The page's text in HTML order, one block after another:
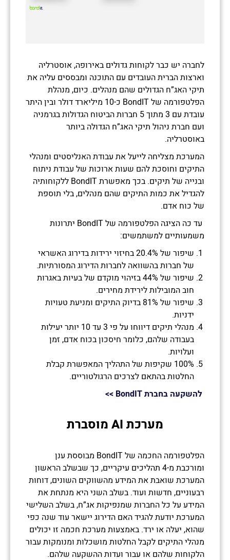
לחברה יש כבר לקוחות גדולים באירופה, אוסטרליה
וארצות הברית העובדים עם התוכנה ומבססים עליה את
תיקי האג”ח הגדולים שהם מנהלים. כיום, מנהלת
הפלטפורמה של BondIT כ-10 מיליארד דולר ובין היתר
עובדת עם 3 מתוך 5 חברות הביטוח הגדולות בגרמניה
ועם חברת ניהול תיקי האג”ח הגדולה ביותר
באוסטרליה.
המערכת מצליחה לייעל את עבודת האנליסטים ומנהלי
התיקים וחוסכת להם שעות ארוכות של עבודת ניתוח
ובנייה של תיקים. בכך מאפשרת BondIT ללקוחותיה
להגדיל את כמות התיקים שהם מנהלים, בלי תוספת
של כוח אדם.
עד כה הציגה הפלטפורמה של BondIT יתרונות
משמעותיים למשתמשים:
שיפור של 20.4% בחיזוי ירידות בדירוג האשראי
של חברות בהשוואה לחברות הדירוג המסורתיות.
שיפור של 44% בזיהוי מוקדם של בעיות באגרות
חוב המובילות לירידת מחירים.
שיפור של 81% בדיוק התיקים ומניעת טעויות
ידניות.
מנהלי תיקים דיווחו על פי 3 עד 10 יותר יעילות
בעבודה שלהם, כלומר חיסכון בכוח אדם, זמן
ועלויות.
100% שקיפות של התהליך המאפשרת קבלת
החלטות בהתאם לצרכים הרגולטוריים.
להשקעה בחברתBondIT
>>
מערכת AI מוסברת
הפלטפורמה החכמה של BondIT מבוססת ענן
ומורכבת מ-4 תהליכים עיקריים, כך שבשלב הראשון
המערכת שואבת את המידע מהשווקים השונים, דוחות
רבעוניים, חדשות ועוד. בשלב השני היא מנתחת את
המידע על כל החברות שמנפיקות אג”ח, בשלב השלישי
המערכת יודעת להגיד האם הדירוג יישאר עוד שנה כפי
שהוא, יעלה או ירד. באמצעות מערכת חכמה זו יכולים
מנהלי התיקים לקבל החלטות מושכלות ומנומקות עבור
הלקוחות שלהם או עבור ועדות ההשקעה שלהם.